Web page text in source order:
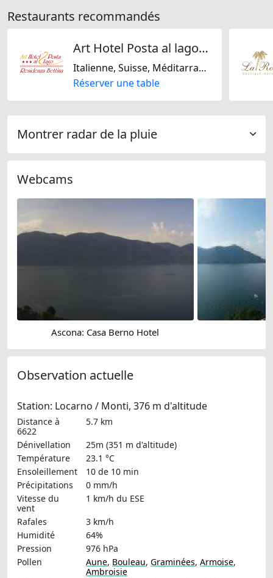
Restaurants recommandés
Art Hotel Posta al lago/ Ristorante Rivalago/Residenza Bettina
Italienne, Suisse, Méditarranéenne
Réserver une table
Montrer radar de la pluie
Webcams
Ascona: Casa Berno Hotel
Observation actuelle
Station: Locarno / Monti, 376 m d'altitude
Distance à
6622
5.7 km
Dénivellation
25m (351 m d'altitude)
Température
23.1 °C
Ensoleillement
10 de 10 min
Précipitations
0 mm/h
Vitesse du
vent
1 km/h du ESE
Rafales
3 km/h
Humidité
64%
Pression
976 hPa
Pollen
Aune, Bouleau, Graminées, Armoise,
Ambroisie